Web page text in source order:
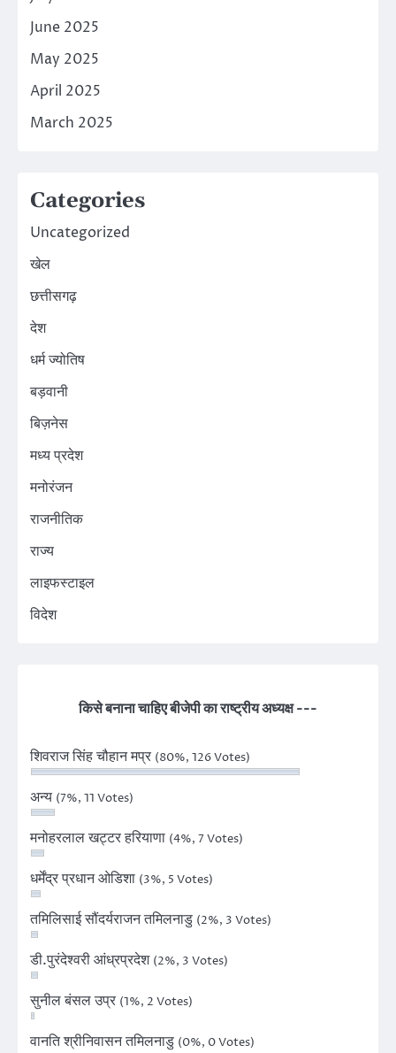
June 2025
May 2025
April 2025
March 2025
Categories
Uncategorized
खेल
छत्तीसगढ़
देश
धर्म ज्योतिष
बड़वानी
बिज़नेस
मध्य प्रदेश
मनोरंजन
राजनीतिक
राज्य
लाइफस्टाइल
विदेश
किसे बनाना चाहिए बीजेपी का राष्ट्रीय अध्यक्ष ---
शिवराज सिंह चौहान मप्र (80%, 126 Votes)
अन्य (7%, 11 Votes)
मनोहरलाल खट्टर हरियाणा (4%, 7 Votes)
धर्मेंद्र प्रधान ओडिशा (3%, 5 Votes)
तमिलिसाई सौंदर्यराजन तमिलनाडु (2%, 3 Votes)
डी.पुरंदेश्वरी आंध्रप्रदेश (2%, 3 Votes)
सुनील बंसल उप्र (1%, 2 Votes)
वानति श्रीनिवासन तमिलनाडु (0%, 0 Votes)